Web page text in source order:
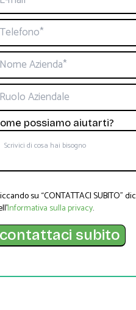
possiamo aiutarti?
su “CONTATTACI SUBITO”
Informativa sulla privacy.